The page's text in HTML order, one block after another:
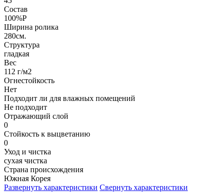
Состав
100%P
Ширина ролика
280см.
Структура
гладкая
Вес
112 г/м2
Огнестойкость
Нет
Подходит ли для влажных помещений
Не подходит
Отражающий слой
0
Стойкость к выцветанию
0
Уход и чистка
сухая чистка
Страна происхождения
Южная Корея
Развернуть характеристики Свернуть характеристики